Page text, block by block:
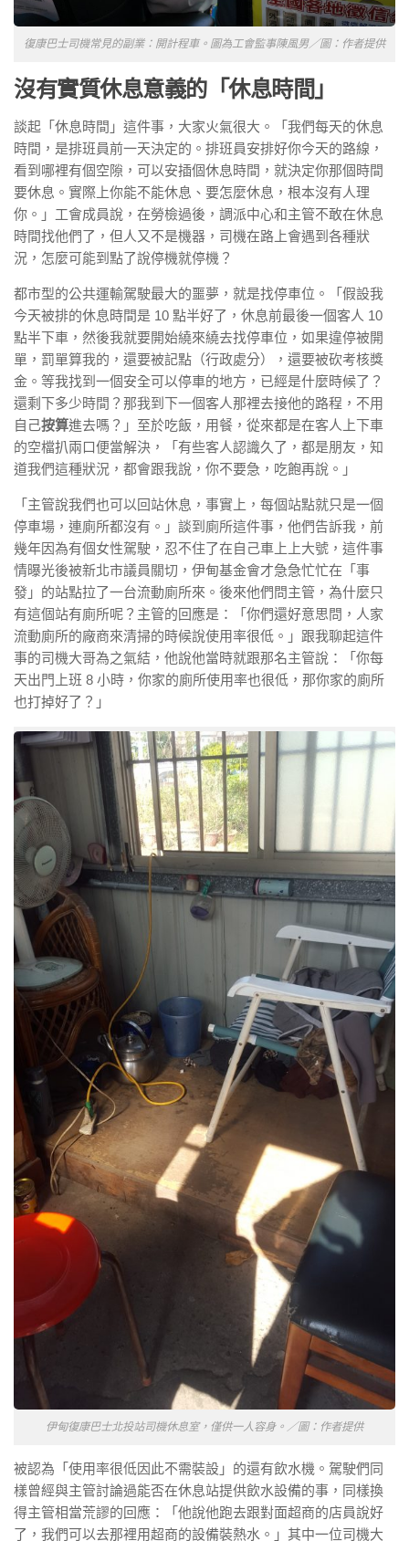
復康巴士司機常見的副業：開計程車。圖為工會監事陳風男／圖：作者提供
沒有實質休息意義的「休息時間」
談起「休息時間」這件事，大家火氣很大。「我們每天的休息
時間，是排班員前一天決定的。排班員安排好你今天的路線，
看到哪裡有個空隙，可以安插個休息時間，就決定你那個時間
要休息。實際上你能不能休息、要怎麼休息，根本沒有人理
你。」工會成員說，在勞檢過後，調派中心和主管不敢在休息
時間找他們了，但人又不是機器，司機在路上會遇到各種狀
況，怎麼可能到點了說停機就停機？
都市型的公共運輸駕駛最大的噩夢，就是找停車位。「假設我
今天被排的休息時間是 10 點半好了，休息前最後一個客人 10
點半下車，然後我就要開始繞來繞去找停車位，如果違停被開
單，罰單算我的，還要被記點（行政處分），還要被砍考核獎
金。等我找到一個安全可以停車的地方，已經是什麼時候了？
還剩下多少時間？那我到下一個客人那裡去接他的路程，不用
自己按算進去嗎？」至於吃飯，用餐，從來都是在客人上下車
的空檔扒兩口便當解決，「有些客人認識久了，都是朋友，知
道我們這種狀況，都會跟我說，你不要急，吃飽再說。」
「主管說我們也可以回站休息，事實上，每個站點就只是一個
停車場，連廁所都沒有。」談到廁所這件事，他們告訴我，前
幾年因為有個女性駕駛，忍不住了在自己車上上大號，這件事
情曝光後被新北市議員關切，伊甸基金會才急急忙忙在「事
發」的站點拉了一台流動廁所來。後來他們問主管，為什麼只
有這個站有廁所呢？主管的回應是：「你們還好意思問，人家
流動廁所的廠商來清掃的時候說使用率很低。」跟我聊起這件
事的司機大哥為之氣結，他說他當時就跟那名主管說：「你每
天出門上班 8 小時，你家的廁所使用率也很低，那你家的廁所
也打掉好了？」
伊甸復康巴士北投站司機休息室，僅供一人容身。／圖：作者提供
被認為「使用率很低因此不需裝設」的還有飲水機。駕駛們同
樣曾經與主管討論過能否在休息站提供飲水設備的事，同樣換
得主管相當荒謬的回應：「他說他跑去跟對面超商的店員說好
了，我們可以去那裡用超商的設備裝熱水。」其中一位司機大